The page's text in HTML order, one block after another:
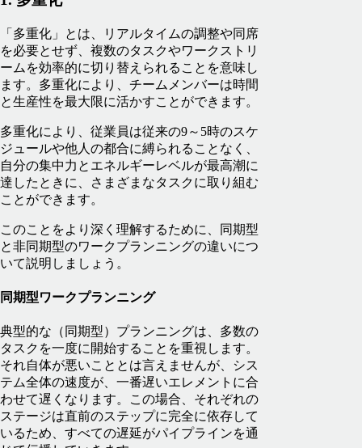
「多重化」とは、リアルタイムの調整や同席
を必要とせず、複数のタスクやワークストリ
ームを効率的に切り替えられることを意味し
ます。多重化により、チームメンバーは時間
と生産性を最大限に活かすことができます。
多重化により、従業員は従来の9～5時のスケ
ジュールや他人の都合に縛られることなく、
自分の集中力とエネルギーレベルが最高潮に
達したときに、さまざまなタスクに取り組む
ことができます。
このことをより深く理解するために、同期型
と非同期型のワークプランニングの違いにつ
いて説明しましょう。
同期型ワークプランニング
典型的な（同期型）プランニングは、多数の
タスクを一度に開始することを重視します。
それ自体が悪いこととは言えませんが、シス
テム全体の速度が、一番遅いエレメントに合
わせて遅くなります。この場合、それぞれの
ステージは直前のステップに完全に依存して
いるため、すべての遅延がパイプラインを通